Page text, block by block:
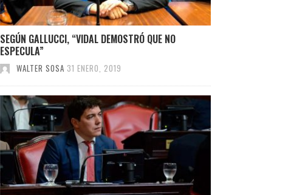
SEGÚN GALLUCCI, “VIDAL DEMOSTRÓ QUE NO
ESPECULA”
WALTER SOSA 31 ENERO, 2019